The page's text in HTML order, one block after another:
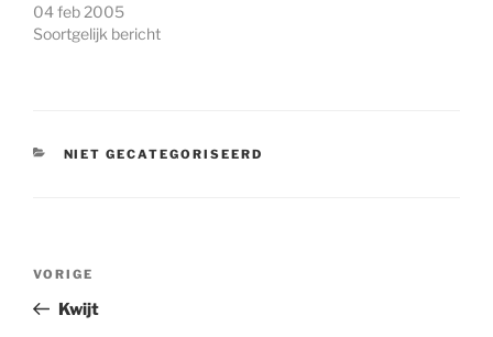
04 feb 2005
Soortgelijk bericht
CATEGORIEËN
NIET GECATEGORISEERD
Vorig
bericht
VORIGE
Kwijt